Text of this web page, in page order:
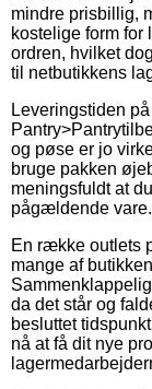
mindre prisbillig,
kostelige form for
ordren, hvilket
til netbutikkens
Leveringstiden på
og pøse er jo
bruge pakken
meningsfuldt at
pågældende vare.
En række outlets
mange af
da det står og
besluttet
nå at få dit nye